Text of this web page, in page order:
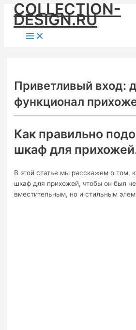
Skip
content
COLLECTION-
DESIGN.RU
Main
Menu
Приветливый вход:
функционал
Как правильно
шкаф для
В этой статье мы расскажем о том,
шкаф для прихожей, чтобы он был
вместительным, но и стильным